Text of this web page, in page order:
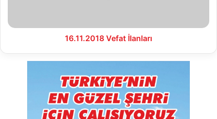
16.11.2018 Vefat İlanları